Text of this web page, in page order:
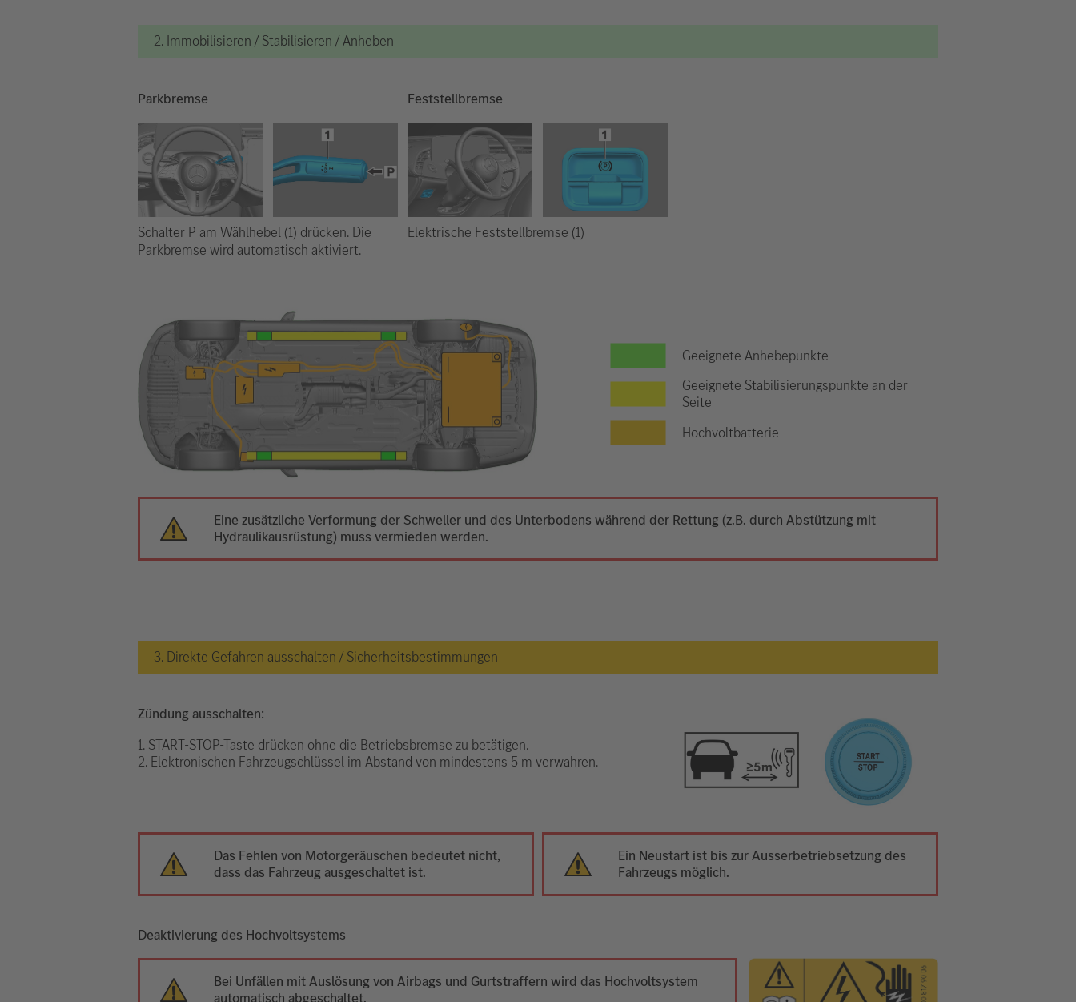
2. Immobilisieren / Stabilisieren / Anheben
Parkbremse
Schalter P am Wählhebel (1) drücken. Die
Parkbremse wird automatisch aktiviert.
Feststellbremse
Elektrische Feststellbremse (1)
Geeignete Anhebepunkte
Geeignete Stabilisierungspunkte an der
Seite
Hochvoltbatterie
Eine zusätzliche Verformung der Schweller und des Unterbodens während der Rettung (z.B. durch Abstützung mit
Hydraulikausrüstung) muss vermieden werden.
3. Direkte Gefahren ausschalten / Sicherheitsbestimmungen
Zündung ausschalten:
1. START-STOP-Taste drücken ohne die Betriebsbremse zu betätigen.
2. Elektronischen Fahrzeugschlüssel im Abstand von mindestens 5 m verwahren.
Das Fehlen von Motorgeräuschen bedeutet nicht,
dass das Fahrzeug ausgeschaltet ist.
Ein Neustart ist bis zur Ausserbetriebsetzung des
Fahrzeugs möglich.
Deaktivierung des Hochvoltsystems
Bei Unfällen mit Auslösung von Airbags und Gurtstraffern wird das Hochvoltsystem
automatisch abgeschaltet.